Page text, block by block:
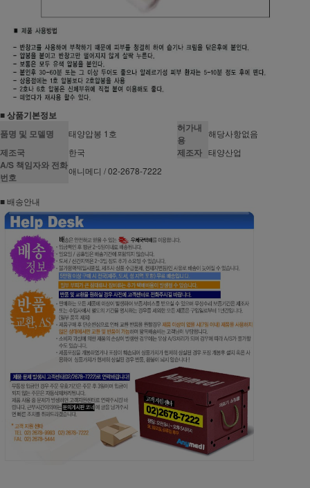
■ 상품기본정보
품명 및 모델명
태양압봉 1호
허가내
용
해당사항없음
제조국 한국 제조자 태양산업
A/S 책임자와 전화
번호
애니메디 / 02-2678-7222
■ 배송안내